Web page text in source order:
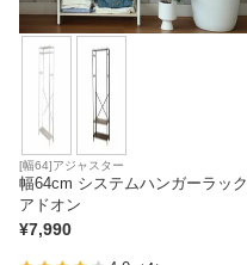
[幅64]アジャスター
幅64cm システムハンガーラック
アドオン
¥7,990